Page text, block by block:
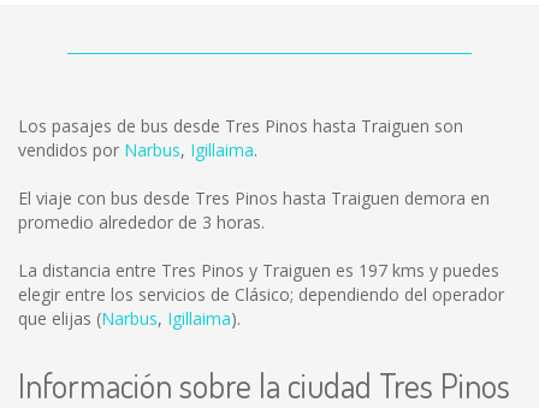
Los pasajes de bus desde Tres Pinos hasta Traiguen son
vendidos por Narbus, Igillaima.
El viaje con bus desde Tres Pinos hasta Traiguen demora en
promedio alrededor de 3 horas.
La distancia entre Tres Pinos y Traiguen es 197 kms y puedes
elegir entre los servicios de Clásico; dependiendo del operador
que elijas (Narbus, Igillaima).
Información sobre la ciudad Tres Pinos